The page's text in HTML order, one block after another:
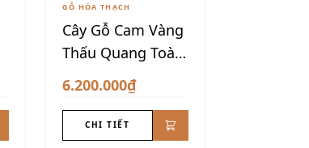
GỖ HÓA THẠCH
Cây Gỗ Cam Vàng
Thấu Quang Toàn
6.200.000₫
CHI TIẾT